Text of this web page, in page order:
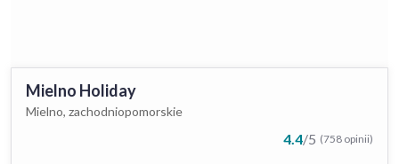
Mielno Holiday
Mielno, zachodniopomorskie
4.4/5 (758 opinii)